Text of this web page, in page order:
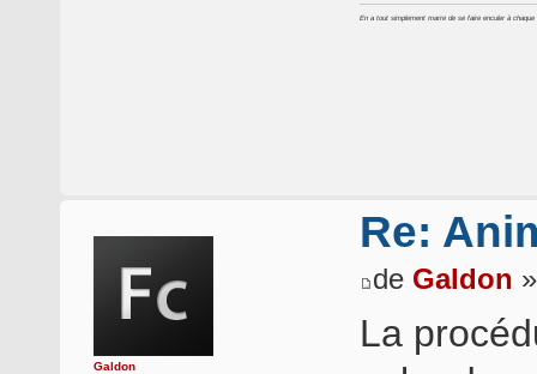
En a tout simplement marre de se faire enculer à
Galdon
Re:
de Galdon
La